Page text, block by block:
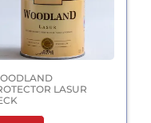
LASUR